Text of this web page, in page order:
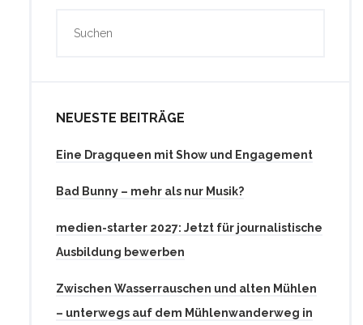
NEUESTE BEITRÄGE
Eine Dragqueen mit Show und Engagement
Bad Bunny – mehr als nur Musik?
medien-starter 2027: Jetzt für journalistische
Ausbildung bewerben
Zwischen Wasserrauschen und alten Mühlen
– unterwegs auf dem Mühlenwanderweg in